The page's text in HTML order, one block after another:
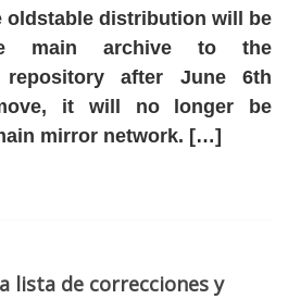
oldstable distribution will be
main archive to the
repository after June 6th
it will no longer be
mirror network. […]
lista de correcciones y